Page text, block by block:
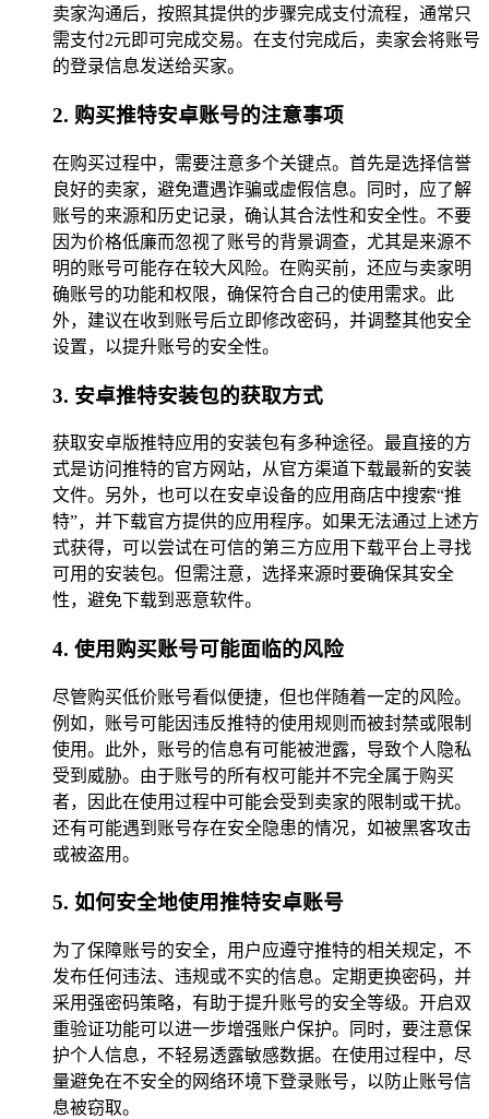
卖家沟通后，按照其提供的步骤完成支付流程，通常只
需支付2元即可完成交易。在支付完成后，卖家会将账号
的登录信息发送给买家。
2. 购买推特安卓账号的注意事项
在购买过程中，需要注意多个关键点。首先是选择信誉
良好的卖家，避免遭遇诈骗或虚假信息。同时，应了解
账号的来源和历史记录，确认其合法性和安全性。不要
因为价格低廉而忽视了账号的背景调查，尤其是来源不
明的账号可能存在较大风险。在购买前，还应与卖家明
确账号的功能和权限，确保符合自己的使用需求。此
外，建议在收到账号后立即修改密码，并调整其他安全
设置，以提升账号的安全性。
3. 安卓推特安装包的获取方式
获取安卓版推特应用的安装包有多种途径。最直接的方
式是访问推特的官方网站，从官方渠道下载最新的安装
文件。另外，也可以在安卓设备的应用商店中搜索“推
特”，并下载官方提供的应用程序。如果无法通过上述方
式获得，可以尝试在可信的第三方应用下载平台上寻找
可用的安装包。但需注意，选择来源时要确保其安全
性，避免下载到恶意软件。
4. 使用购买账号可能面临的风险
尽管购买低价账号看似便捷，但也伴随着一定的风险。
例如，账号可能因违反推特的使用规则而被封禁或限制
使用。此外，账号的信息有可能被泄露，导致个人隐私
受到威胁。由于账号的所有权可能并不完全属于购买
者，因此在使用过程中可能会受到卖家的限制或干扰。
还有可能遇到账号存在安全隐患的情况，如被黑客攻击
或被盗用。
5. 如何安全地使用推特安卓账号
为了保障账号的安全，用户应遵守推特的相关规定，不
发布任何违法、违规或不实的信息。定期更换密码，并
采用强密码策略，有助于提升账号的安全等级。开启双
重验证功能可以进一步增强账户保护。同时，要注意保
护个人信息，不轻易透露敏感数据。在使用过程中，尽
量避免在不安全的网络环境下登录账号，以防止账号信
息被窃取。